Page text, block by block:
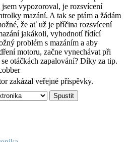
jsem vypozoroval, je rozsvícení
mazání. A tak se ptám a žádám
že ať už je příčina rozsvícení
jakákoli, vyhodnotí řídící
problém s mazáním a aby
motoru, začne vynechávat při
otáčkách zapalování? Díky za tip.
zakázal veřejné příspěvky.